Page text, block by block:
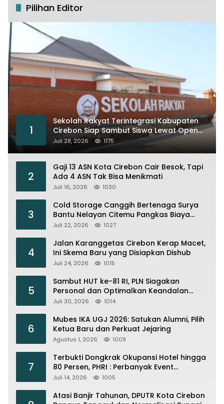
Pilihan Editor
1
Sekolah Rakyat Terintegrasi Kabupaten
Cirebon Siap Sambut Siswa Lewat Open
House dan MPLS
Juli 28, 2026 1175
2
Gaji 13 ASN Kota Cirebon Cair Besok, Tapi
Ada 4 ASN Tak Bisa Menikmati
Juli 16, 2026 1030
3
Cold Storage Canggih Bertenaga Surya
Bantu Nelayan Citemu Pangkas Biaya
Operasional
Juli 22, 2026 1027
4
Jalan Karanggetas Cirebon Kerap Macet,
Ini Skema Baru yang Disiapkan Dishub
Juli 24, 2026 1015
5
Sambut HUT ke-81 RI, PLN Siagakan
Personal dan Optimalkan Keandalan
Instalasi Transmisi
Juli 30, 2026 1014
6
Mubes IKA UGJ 2026: Satukan Alumni, Pilih
Ketua Baru dan Perkuat Jejaring
Agustus 1, 2026 1009
7
Terbukti Dongkrak Okupansi Hotel hingga
80 Persen, PHRI : Perbanyak Event
Olahraga di Cirebon
Juli 14, 2026 1005
Atasi Banjir Tahunan, DPUTR Kota Cirebon